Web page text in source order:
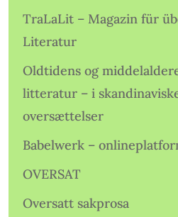
TraLaLit – Magazin für
Literatur
Oldtidens og
litteratur – i
oversættelser
Babelwerk –
OVERSAT
Oversatt sakprosa